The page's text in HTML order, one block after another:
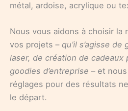
métal, ardoise, acrylique ou
Nous vous aidons à choisir la
vos projets – qu’il s’agisse
laser, de création de cadeaux
goodies d’entreprise – et
réglages pour des résultats
le départ.